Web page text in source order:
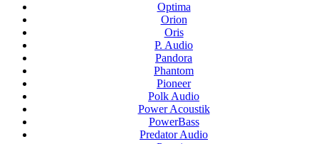
Optima
Orion
Oris
P. Audio
Pandora
Phantom
Pioneer
Polk Audio
Power Acoustik
PowerBass
Predator Audio